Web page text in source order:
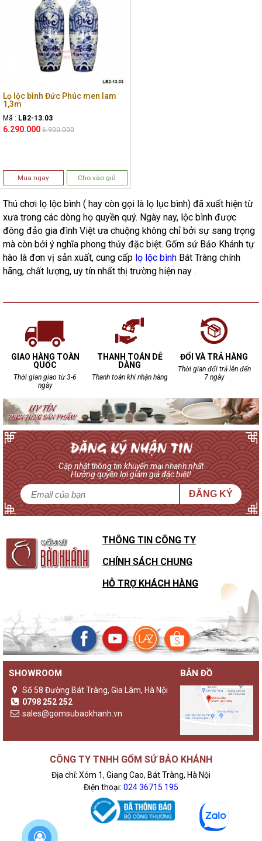
Lọ lộc bình Đức Phúc men lam
1,3m
Mã : LB2-13.03
6.290.000 6.900.000
Mua ngay Cho vào giỏ
Thú chơi lọ lộc bình ( hay còn gọi là lọ lục bình) đã xuất hiện từ
xưa trong các dòng họ quyền quý. Ngày nay, lộc bình được
đông đảo gia đình Việt ưa chuộng không chỉ bởi sự sang trọng
mà còn bởi ý nghĩa phong thủy đặc biệt. Gốm sứ Bảo Khánh tự
hào là đơn vị sản xuất, cung cấp lọ lộc bình Bát Tràng chính
hãng, chất lượng, uy tín nhất thị trường hiện nay .
GIAO HÀNG TOÀN
QUỐC
Thời gian giao từ 3-6
ngày
THANH TOÁN DỄ
DÀNG
Thanh toán khi nhận hàng
ĐỔI VÀ TRẢ HÀNG
Thời gian đổi trả lên đến
7 ngày
Cập nhật thông tin khuyến mại nhanh nhất
Hưởng quyền lợi giảm giá đặc biệt!
ĐĂNG KÝ
THÔNG TIN CÔNG TY
CHÍNH SÁCH CHUNG
HỖ TRỢ KHÁCH HÀNG
SHOWROOM
Số 58 Đường Bát Tràng, Gia Lâm, Hà Nội
0798 252 252
sales@gomsubaokhanh.vn
BẢN ĐỒ
CÔNG TY TNHH GỐM SỨ BẢO KHÁNH
Địa chỉ: Xóm 1, Giang Cao, Bát Tràng, Hà Nội
Điện thoại: 024 36715 195